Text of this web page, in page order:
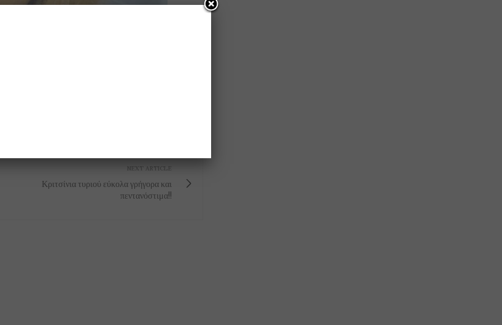
NEXT ARTICLE
Κριτσίνια τυριού εύκολα γρήγορα και
πεντανόστιμα!!